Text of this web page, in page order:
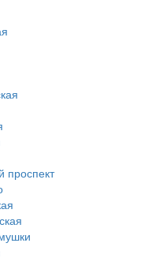
проспект